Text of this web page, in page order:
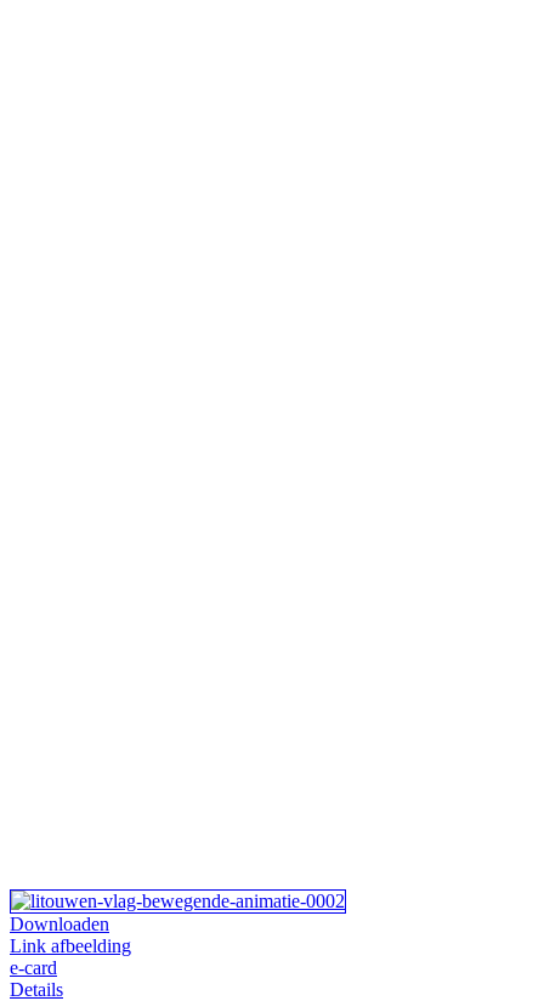
Downloaden
Link afbeelding
e-card
Details